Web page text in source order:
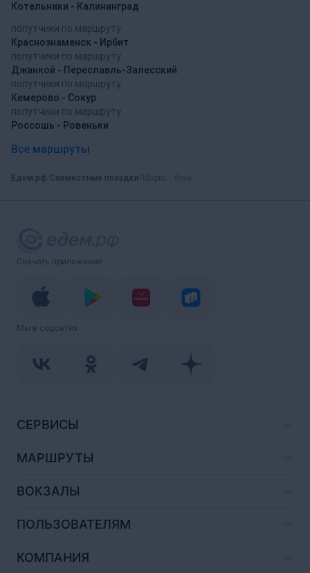
Котельники - Калининград
попутчики по маршруту
Краснознаменск - Ирбит
попутчики по маршруту
Джанкой - Переславль-Залесский
попутчики по маршруту
Кемерово - Сокур
попутчики по маршруту
Россошь - Ровеньки
Все маршруты
Едем.рф Совместные поездки
Скачать приложение
Мы в соцсетях
СЕРВИСЫ
МАРШРУТЫ
ВОКЗАЛЫ
ПОЛЬЗОВАТЕЛЯМ
КОМПАНИЯ